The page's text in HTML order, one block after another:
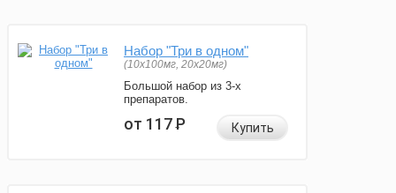
Набор "Три в одном"
(10x100мг, 20x20мг)
Большой набор из 3-х
препаратов.
от 117Р Купить